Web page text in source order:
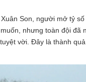
Son, người mở tỷ
nhưng toàn đội đã
vời. Đây là thành